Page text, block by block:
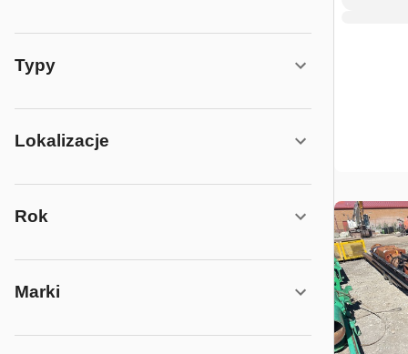
Typy
Lokalizacje
Rok
Marki